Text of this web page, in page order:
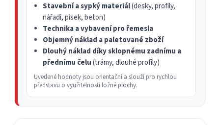
Stavební a sypký materiál(desky, profily,
nářadí, písek, beton)
Technika a vybavení pro řemesla
Objemný náklad a paletované zboží
Dlouhý náklad díky sklopnému zadnímu a
přednímu čelu(trámy, dlouhé profily)
Uvedené hodnoty jsou orientační a slouží pro rychlou
představu o využitelnosti ložné plochy.